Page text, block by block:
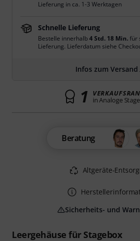
Leergehäuse für Stagebox
Lieferung in ca. 1-3 Werktagen
Schnelle Lieferung
Bestelle innerhalb4 Std. 18 Min.für
Lieferung. Lieferdatum siehe
Infos zum Versand
1 in Analoge
Beratung
Altgeräte-
Sicherheits- und